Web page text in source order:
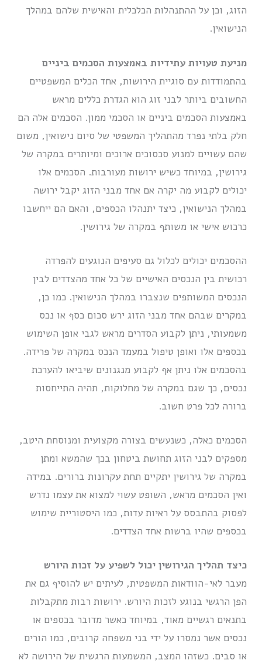
הזוג, וכן על ההתנהלות הכלכלית והאישית שלהם במהלך
הנישואין.
מניעת טעויות עתידיות באמצעות הסכמים ביניים
בהתמודדות עם סוגיית הירושות, אחד הכלים המשפטיים
החשובים ביותר לבני זוג הוא הגדרת כללים מראש
באמצעות הסכמים ביניים או הסכמי ממון. הסכמים אלה הם
חלק בלתי נפרד מהתהליך המשפטי של סיום נישואין, משום
שהם עשויים למנוע סכסוכים ארוכים ומיותרים במקרה של
גירושין, במיוחד כשיש ירושות מעורבות. הסכמים אלו
יכולים לקבוע מה יקרה אם אחד מבני הזוג יקבל ירושה
במהלך הנישואין, כיצד יתנהלו הכספים, והאם הם ייחשבו
כרכוש אישי או משותף במקרה של גירושין.
ההסכמים יכולים לכלול גם סעיפים הנוגעים להפרדה
רכושית בין הנכסים האישיים של כל אחד מהצדדים לבין
הנכסים המשותפים שנצברו במהלך הנישואין. כמו כן,
במקרים שבהם אחד מבני הזוג ירש סכום כסף או נכס
משמעותי, ניתן לקבוע הסדרים מראש לגבי אופן השימוש
בכספים אלו ואופן טיפול במעמד הנכס במקרה של פרידה.
בהסכמים אלו ניתן אף לקבוע מנגנונים שיביאו להערכת
נכסים, כך שגם במקרה של מחלוקות, תהיה התייחסות
ברורה לכל פרט חשוב.
הסכמים כאלה, כשנעשים בצורה מקצועית ומנוסחת היטב,
מספקים לבני הזוג תחושת ביטחון בכך שהמשא ומתן
במקרה של גירושין יתקיים תחת עקרונות ברורים. במידה
ואין הסכמים מראש, השופט עשוי למצוא את עצמו נדרש
לפסוק בהתבסס על ראיות עדות, כמו היסטוריית שימוש
בכספים שהיו ברשות אחד הצדדים.
כיצד תהליך הגירושין יכול לשפיע על זכות היורש
מעבר לאי-הוודאות המשפטית, לעיתים יש להוסיף גם את
הפן הרגשי בנוגע לזכות היורש. ירושות רבות מתקבלות
בתנאים רגשיים מאוד, במיוחד כאשר מדובר בכספים או
נכסים אשר נמסרו על ידי בני משפחה קרובים, כמו הורים
או סבים. כשזהו המצב, המשמעות הרגשית של הירושה לא